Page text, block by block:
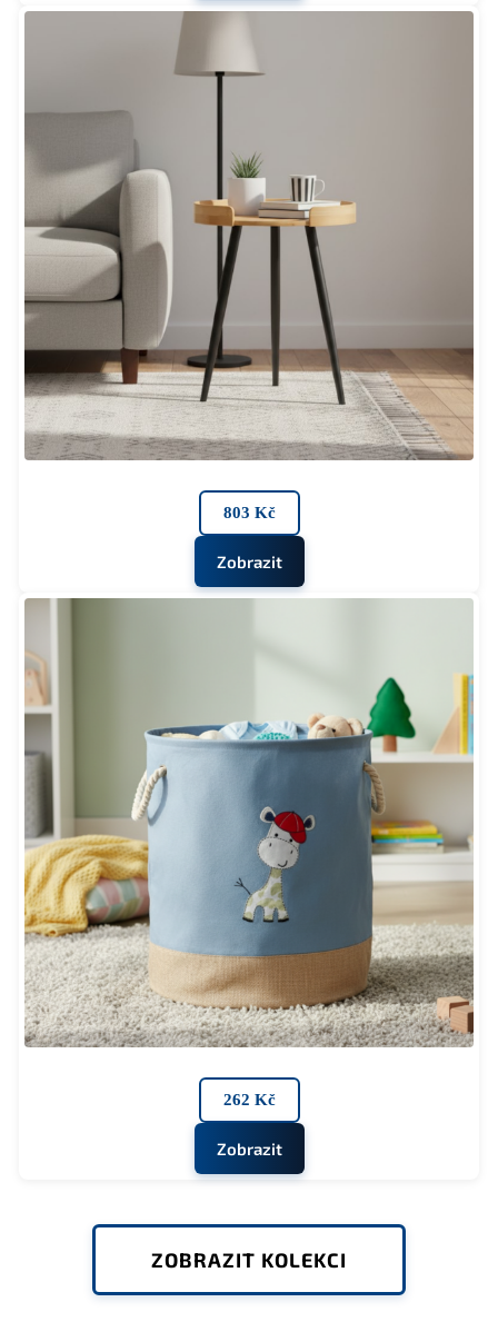
803 Kč
Zobrazit
262 Kč
Zobrazit
ZOBRAZIT KOLEKCI